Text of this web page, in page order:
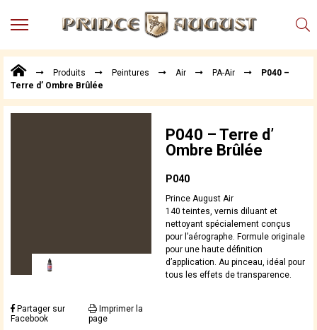
MENU
Points
de
Vente
Produits Peintures Air PA-Air
P040 –
Terre d’ Ombre Brûlée
Partager sur
Facebook
Imprimer la
page
P040 – Terre d’
Ombre Brûlée
P040
Prince August Air
140 teintes, vernis diluant et
nettoyant spécialement conçus
pour l’aérographe. Formule originale
pour une haute définition
d’application. Au pinceau, idéal pour
tous les effets de transparence.